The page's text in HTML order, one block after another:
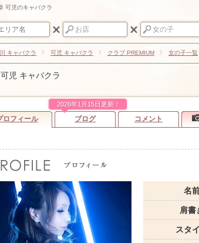
可児のキャバクラ
キャバクラ 可児 キャバクラ クラブ PREMIUM 女の子一覧
児 キャバクラ
ロフィール
2026年1月15日更新！
ブログ コメント
名
肩書
スタ